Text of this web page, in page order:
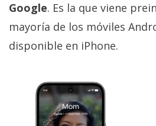
Google. Es la que viene
mayoría de los móviles
disponible en iPhone.